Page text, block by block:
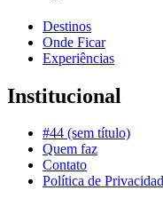
Destinos
Onde Ficar
Experiências
Institucional
#44 (sem título)
Quem faz
Contato
Política de